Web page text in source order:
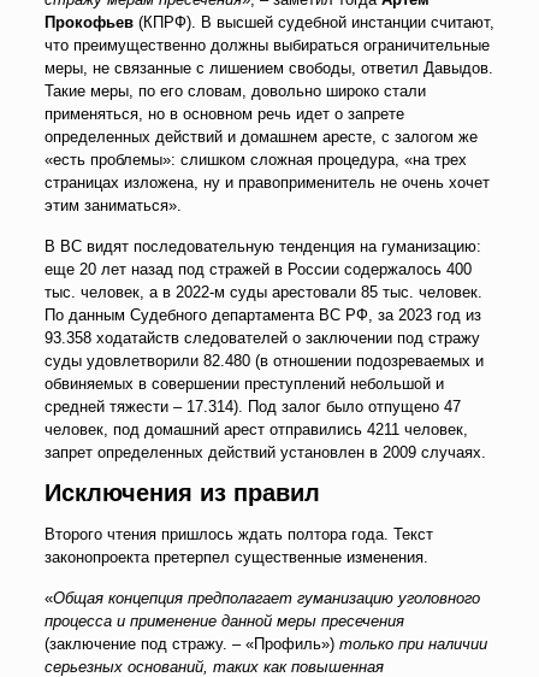
Прокофьев(КПРФ). В высшей судебной инстанции считают,
что преимущественно должны выбираться ограничительные
меры, не связанные с лишением свободы, ответил Давыдов.
Такие меры, по его словам, довольно широко стали
применяться, но в основном речь идет о запрете
определенных действий и домашнем аресте, с залогом же
«есть проблемы»: слишком сложная процедура, «на трех
страницах изложена, ну и правоприменитель не очень хочет
этим заниматься».
В ВС видят последовательную тенденция на гуманизацию:
еще 20 лет назад под стражей в России содержалось 400
тыс. человек, а в 2022-м суды арестовали 85 тыс. человек.
По данным Судебного департамента ВС РФ, за 2023 год из
93.358 ходатайств следователей о заключении под стражу
суды удовлетворили 82.480 (в отношении подозреваемых и
обвиняемых в совершении преступлений небольшой и
средней тяжести – 17.314). Под залог было отпущено 47
человек, под домашний арест отправились 4211 человек,
запрет определенных действий установлен в 2009 случаях.
Исключения из правил
Второго чтения пришлось ждать полтора года. Текст
законопроекта претерпел существенные изменения.
«Общая концепция предполагает гуманизацию уголовного
процесса и применение данной меры пресечения
(заключение под стражу. – «Профиль») только при наличии
серьезных оснований, таких как повышенная